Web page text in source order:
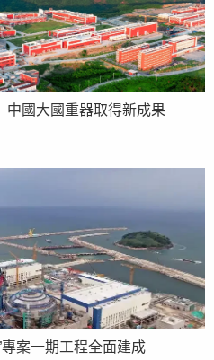
中國大國重器取得新成果
案一期工程全面建成